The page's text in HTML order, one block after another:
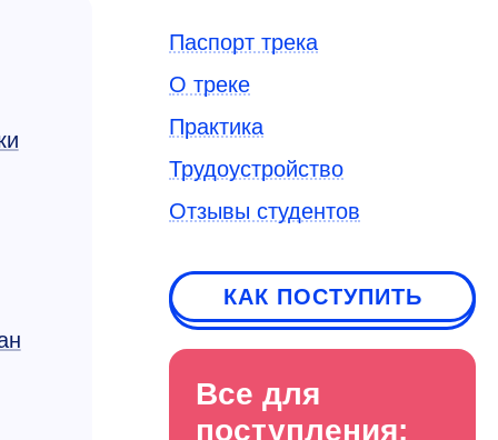
Паспорт трека
О треке
Практика
Трудоустройство
Отзывы студентов
КАК ПОСТУПИТЬ
Все для
поступления: